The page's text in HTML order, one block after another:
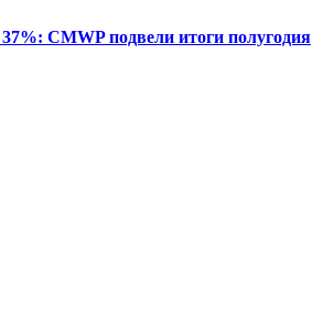
CMWP подвели итоги полугодия